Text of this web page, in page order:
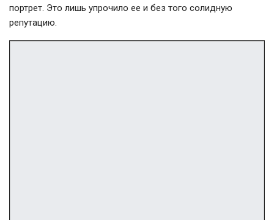
портрет. Это лишь упрочило ее и без того солидную
репутацию.